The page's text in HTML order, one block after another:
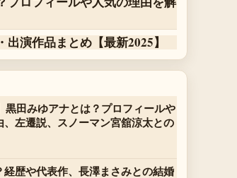
演作品まとめ【最新2025】
黒田みゆアナとは？プロフィールや
、左遷説、スノーマン宮舘涼太との
経歴や代表作、長澤まさみとの結婚